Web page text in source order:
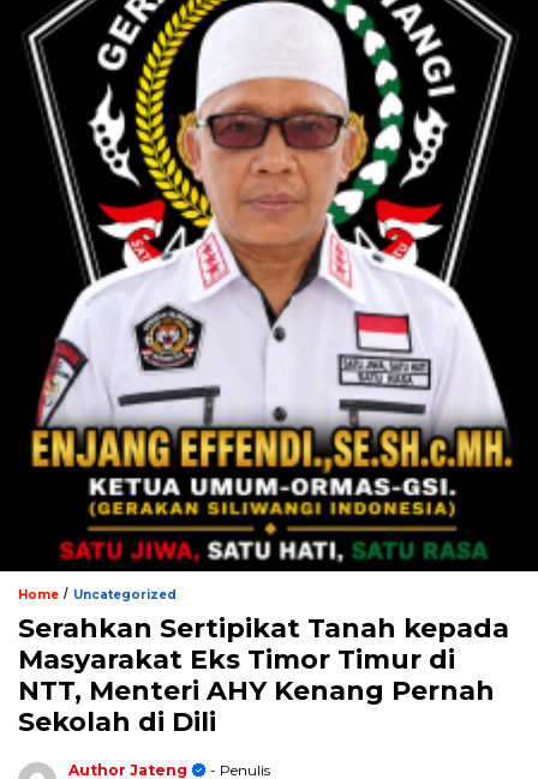
Home / Uncategorized
Serahkan Sertipikat Tanah kepada
Masyarakat Eks Timor Timur di
NTT, Menteri AHY Kenang Pernah
Sekolah di Dili
Author Jateng - Penulis